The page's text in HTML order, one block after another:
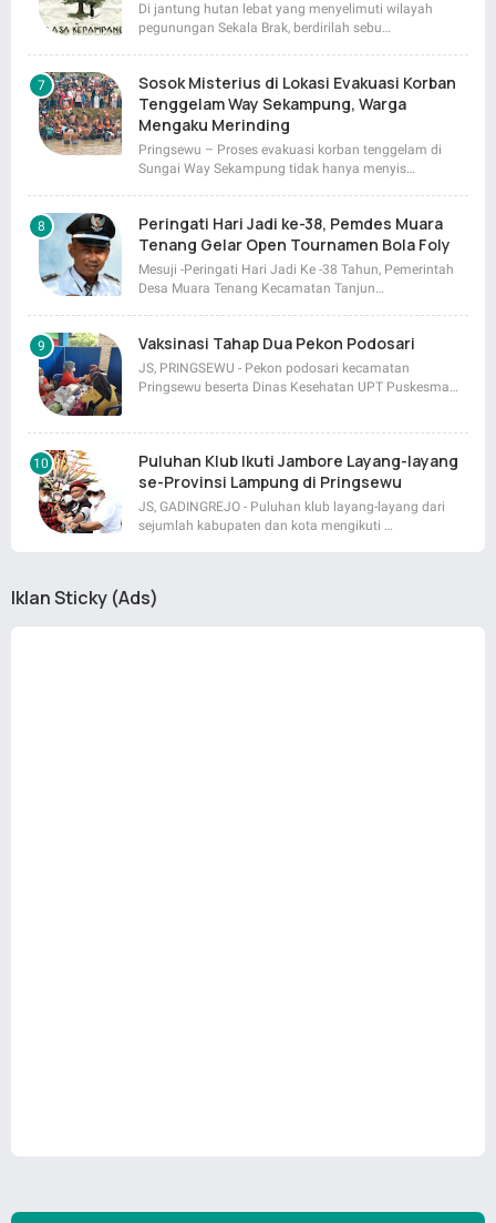
Di jantung hutan lebat yang menyelimuti wilayah
pegunungan Sekala Brak, berdirilah sebu…
Sosok Misterius di Lokasi Evakuasi Korban
Tenggelam Way Sekampung, Warga
Mengaku Merinding
Pringsewu – Proses evakuasi korban tenggelam di
Sungai Way Sekampung tidak hanya menyis…
Peringati Hari Jadi ke-38, Pemdes Muara
Tenang Gelar Open Tournamen Bola Foly
Mesuji -Peringati Hari Jadi Ke -38 Tahun, Pemerintah
Desa Muara Tenang Kecamatan Tanjun…
Vaksinasi Tahap Dua Pekon Podosari
JS, PRINGSEWU - Pekon podosari kecamatan
Pringsewu beserta Dinas Kesehatan UPT Puskesma…
Puluhan Klub Ikuti Jambore Layang-layang
se-Provinsi Lampung di Pringsewu
JS, GADINGREJO - Puluhan klub layang-layang dari
sejumlah kabupaten dan kota mengikuti …
Iklan Sticky (Ads)